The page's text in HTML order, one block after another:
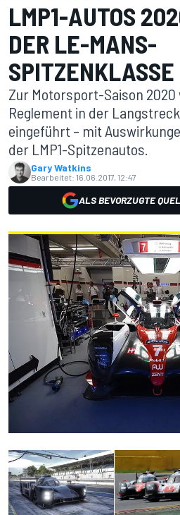
LMP1-AUTOS
DER LE-MANS-
Zur Motorsport-Saison 2020
Reglement in der
eingeführt – mit
der LMP1-Spitzenautos.
Gary Watkins
Bearbeitet: 16.06.2017, 12:47
ALS BEVORZUGTE